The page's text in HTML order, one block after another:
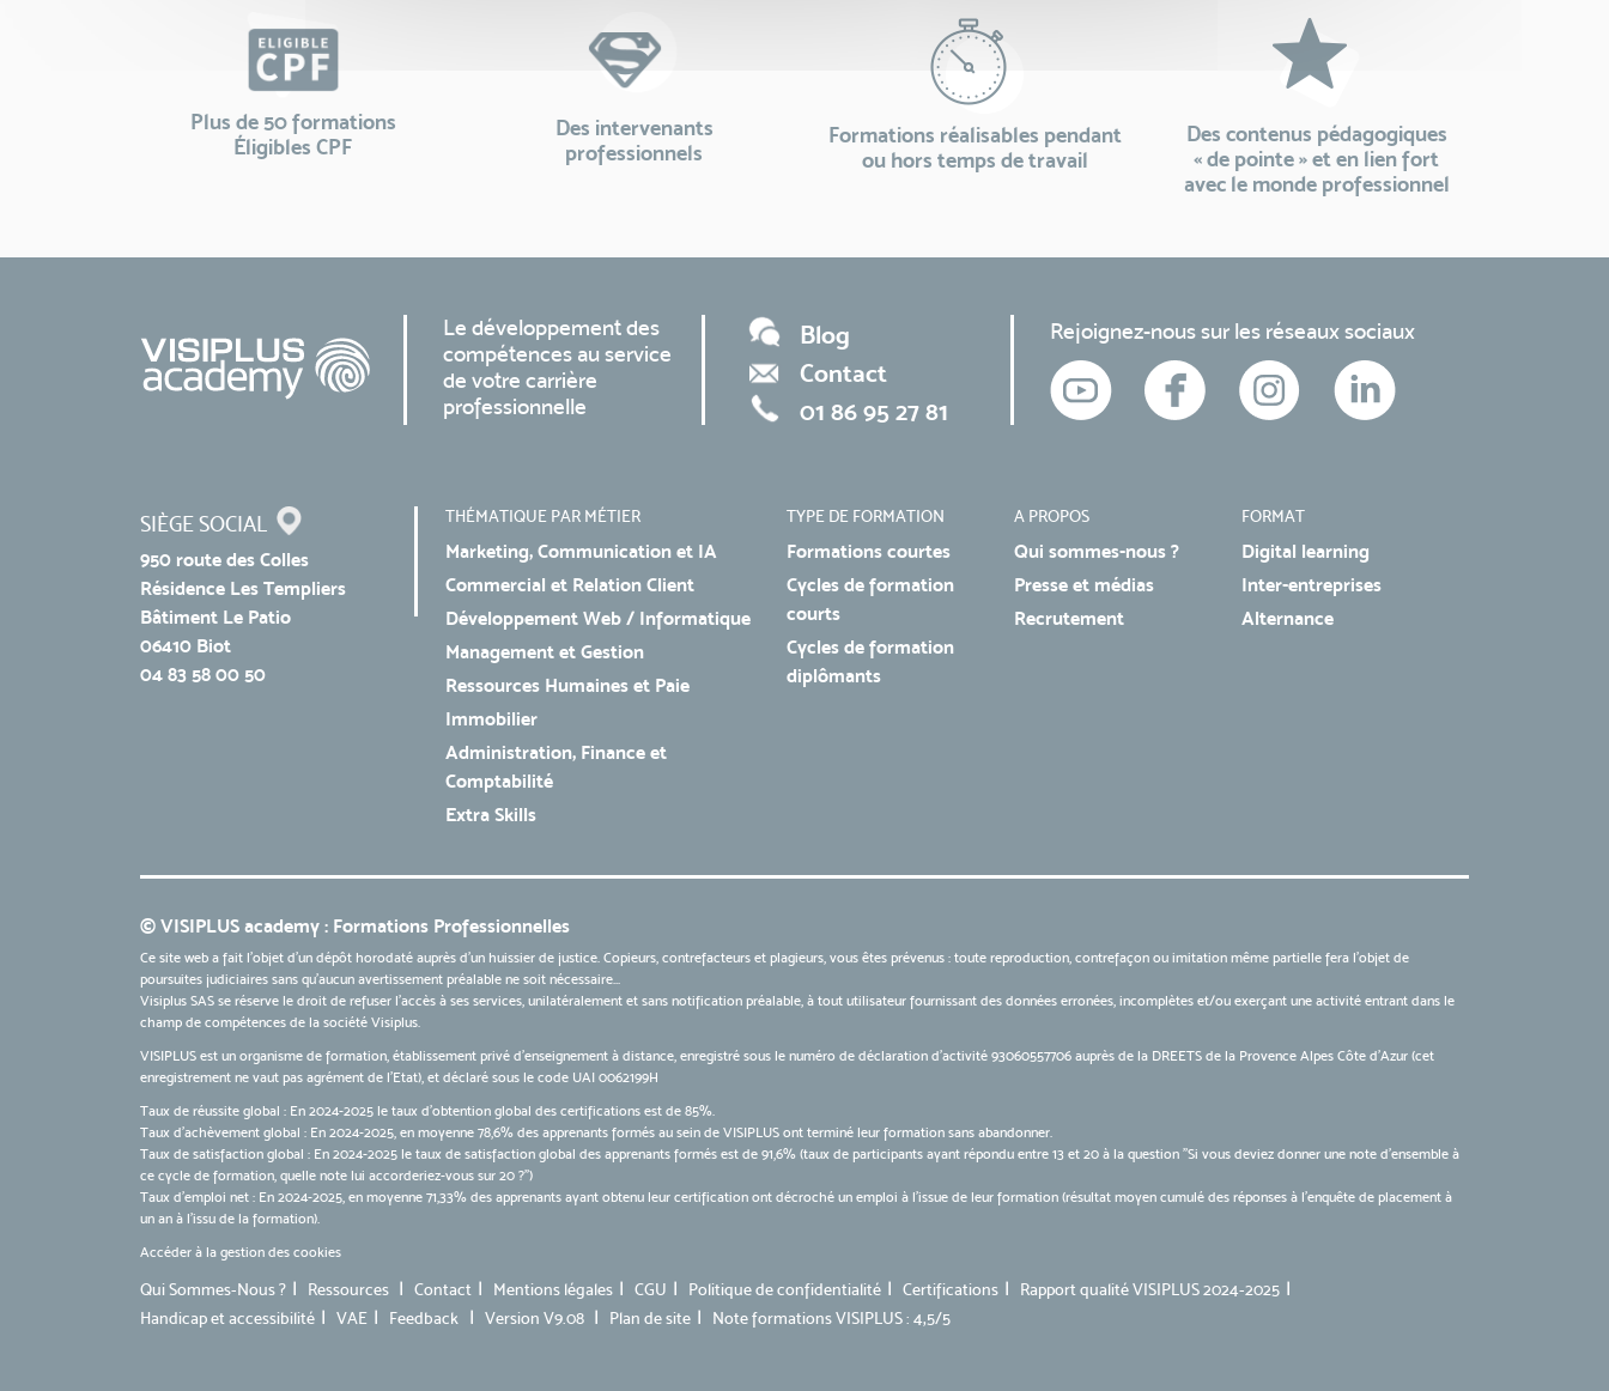
Plus de 50 formations
Éligibles CPF
Des intervenants
professionnels
Formations réalisables pendant
ou hors temps de travail
Des contenus pédagogiques
« de pointe » et en lien fort
avec le monde professionnel
Le développement des
compétences au service
de votre carrière
professionnelle
Blog
Contact
01 86 95 27 81
Rejoignez-nous sur les réseaux sociaux
SIÈGE SOCIAL
950 route des Colles
Résidence Les Templiers
Bâtiment Le Patio
06410 Biot
04 83 58 00 50
THÉMATIQUE PAR MÉTIER
Marketing, Communication et IA
Commercial et Relation Client
Développement Web / Informatique
Management et Gestion
Ressources Humaines et Paie
Immobilier
Administration, Finance et
Comptabilité
Extra Skills
TYPE DE FORMATION
Formations courtes
Cycles de formation
courts
Cycles de formation
diplômants
A PROPOS
Qui sommes-nous ?
Presse et médias
Recrutement
FORMAT
Digital learning
Inter-entreprises
Alternance
© VISIPLUS academy : Formations Professionnelles
Ce site web a fait l'objet d'un dépôt horodaté auprès d'un huissier de justice. Copieurs, contrefacteurs et plagieurs, vous êtes prévenus : toute reproduction, contrefaçon ou imitation même partielle fera l'objet de
poursuites judiciaires sans qu’aucun avertissement préalable ne soit nécessaire...
Visiplus SAS se réserve le droit de refuser l'accès à ses services, unilatéralement et sans notification préalable, à tout utilisateur fournissant des données erronées, incomplètes et/ou exerçant une activité entrant dans le
champ de compétences de la société Visiplus.
VISIPLUS est un organisme de formation, établissement privé d’enseignement à distance, enregistré sous le numéro de déclaration d’activité 93060557706 auprès de la DREETS de la Provence Alpes Côte d’Azur (cet
enregistrement ne vaut pas agrément de l’Etat), et déclaré sous le code UAI 0062199H
Taux de réussite global : En 2024-2025 le taux d'obtention global des certifications est de 85%.
Taux d’achèvement global : En 2024-2025, en moyenne 78,6% des apprenants formés au sein de VISIPLUS ont terminé leur formation sans abandonner.
Taux de satisfaction global : En 2024-2025 le taux de satisfaction global des apprenants formés est de 91,6% (taux de participants ayant répondu entre 13 et 20 à la question "Si vous deviez donner une note d’ensemble à
ce cycle de formation, quelle note lui accorderiez-vous sur 20 ?")
Taux d’emploi net : En 2024-2025, en moyenne 71,33% des apprenants ayant obtenu leur certification ont décroché un emploi à l'issue de leur formation (résultat moyen cumulé des réponses à l'enquête de placement à
un an à l'issu de la formation).
Accéder à la gestion des cookies
Qui Sommes-Nous ? Ressources Contact Mentions légales CGU Politique de confidentialité Certifications
Rapport qualité VISIPLUS 2024-2025
Handicap et accessibilité
VAE Feedback Version V9.08 Plan de site Note formations VISIPLUS : 4,5/5